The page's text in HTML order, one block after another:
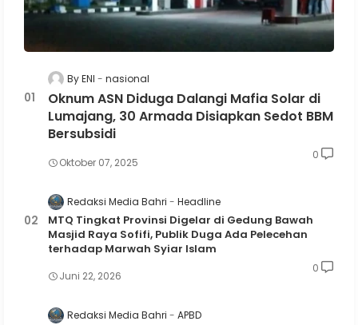
By ENI nasional
Oknum ASN Diduga Dalangi Mafia Solar di
Lumajang, 30 Armada Disiapkan Sedot BBM
Bersubsidi
Oktober 07, 2025
0
Redaksi Media Bahri Headline
MTQ Tingkat Provinsi Digelar di Gedung Bawah
Masjid Raya Sofifi, Publik Duga Ada Pelecehan
terhadap Marwah Syiar Islam
Juni 22, 2026
0
Redaksi Media Bahri APBD